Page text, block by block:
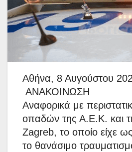
Αθήνα, 8 Αυγούστου
ΑΝΑΚΟΙΝΩΣΗ
Αναφορικά με
οπαδών της Α.Ε.Κ. και
Zagreb, το οποίο είχε
το θανάσιμο